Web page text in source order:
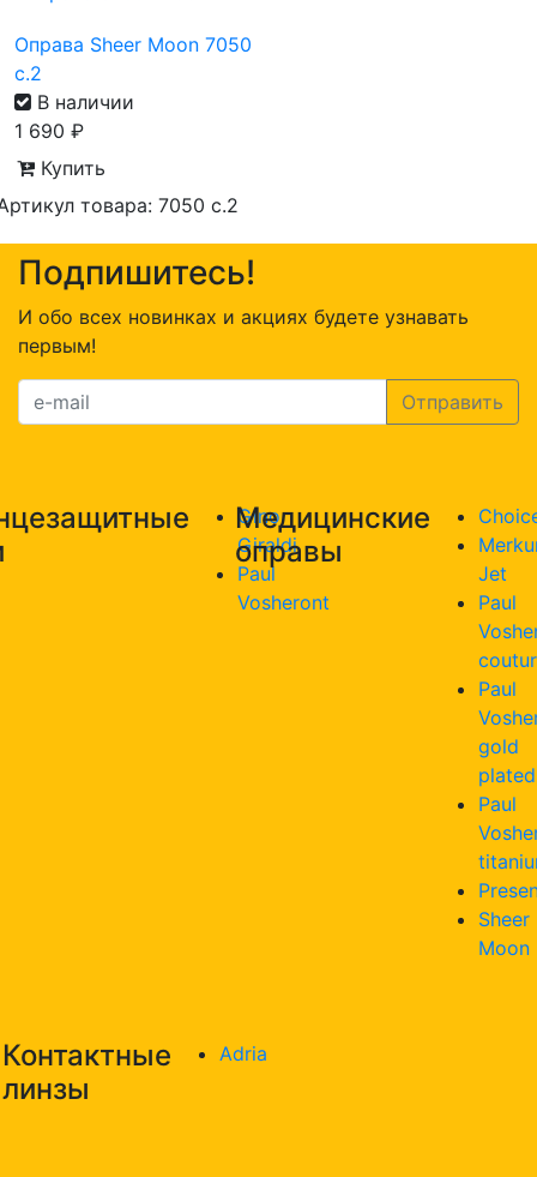
Оправа Sheer Moon 7050
с.2
В наличии
1 690 ₽
Купить
товара: 7050 с.2
Подпишитесь!
И обо всех новинках и акциях будете узнавать
первым!
Gino
Giraldi
Paul
Vosheront
Медицинские
оправы
Jet
Paul
Paul
gold
plated
Paul
Sheer
Moon
Контактные
линзы
Adria